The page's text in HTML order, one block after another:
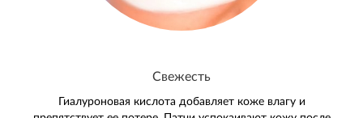
Свежесть
Гиалуроновая кислота добавляет коже влагу и